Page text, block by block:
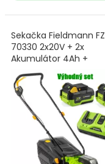
Sekačka Fieldmann
70330 2x20V + 2x
Akumulátor 4Ah +
Nabíječka